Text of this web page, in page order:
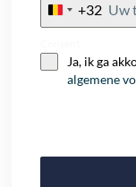
Belgium
+32
Ja, ik ga
algemene